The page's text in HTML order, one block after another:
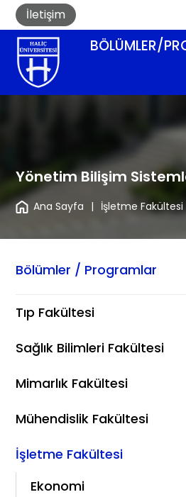
İletişim
BÖLÜMLER/
Yönetim Bilişim
Ana Sayfa | İşletme Fakültesi
Bölümler / Programlar
Tıp Fakültesi
Sağlık Bilimleri Fakültesi
Mimarlık Fakültesi
Mühendislik Fakültesi
İşletme Fakültesi
Ekonomi